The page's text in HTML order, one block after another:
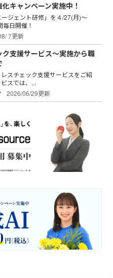
キャンペーン実施中！
ジェント研修」を４/27(月)～
日開催！
7更新
ク支援サービス～実施から職
スチェック支援サービスをご紹
スでは、...
2026/06/29更新